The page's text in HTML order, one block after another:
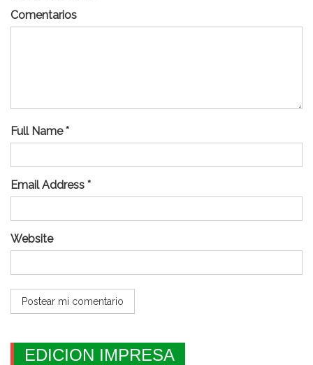
Comentarios
Full Name *
Email Address *
Website
EDICION IMPRESA